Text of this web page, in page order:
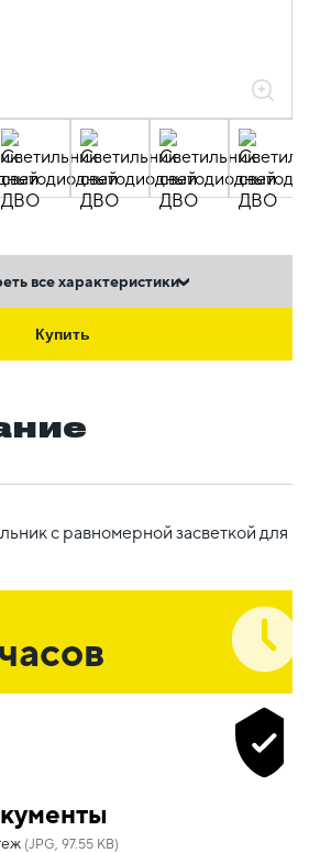
все характеристики
Купить
с равномерной засветкой для
(JPG, 97.55 KB)